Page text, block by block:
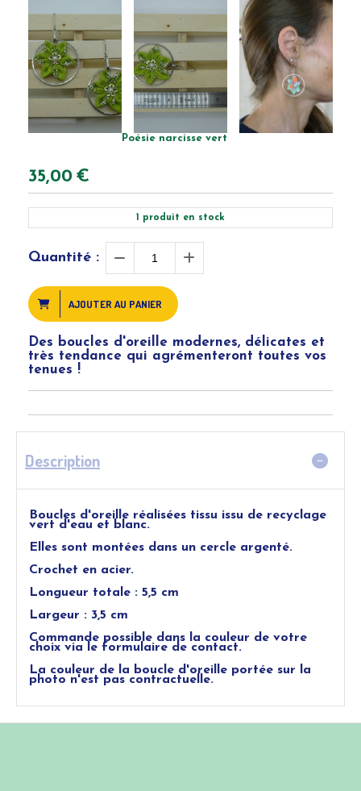
Poésie narcisse vert
35,00 €
1 produit en stock
Quantité :
AJOUTER AU PANIER
Des boucles d'oreille modernes, délicates et
très tendance qui agrémenteront toutes vos
tenues !
Description
Boucles d'oreille réalisées tissu issu de recyclage
vert d'eau et blanc.
Elles sont montées dans un cercle argenté.
Crochet en acier.
Longueur totale : 5,5 cm
Largeur : 3,5 cm
Commande possible dans la couleur de votre
choix via le formulaire de contact.
La couleur de la boucle d'oreille portée sur la
photo n'est pas contractuelle.